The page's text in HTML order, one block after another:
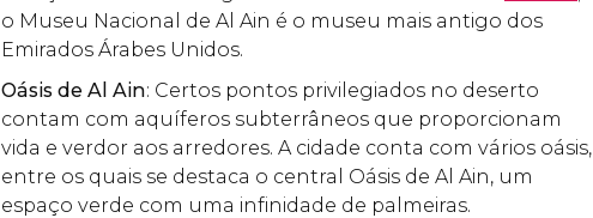
o Museu Nacional de Al Ain é o museu mais antigo dos
Emirados Árabes Unidos.
Oásis de Al Ain: Certos pontos privilegiados no deserto
contam com aquíferos subterrâneos que proporcionam
vida e verdor aos arredores. A cidade conta com vários oásis,
entre os quais se destaca o central Oásis de Al Ain, um
espaço verde com uma infinidade de palmeiras.